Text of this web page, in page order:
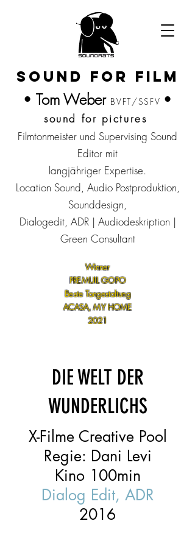
sound for film
•Tom Weber BVFT/SSFV •
sound for pictures
Filmtonmeister und Supervising Sound
Editor mit
langjähriger Expertise.
Location Sound, Audio Postproduktion,
Sounddesign,
Dialogedit, ADR | Audiodeskription |
Green Consultant
Winner
PREMUIL GOPO
Beste Tongestaltung
ACASA, MY HOME
2021
DIE WELT DER
WUNDERLICHS
X-Filme Creative Pool
Regie: Dani Levi
Kino 100min
Dialog Edit, ADR
2016